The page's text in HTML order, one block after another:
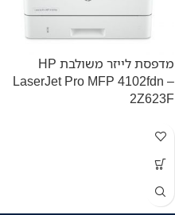
מדפסת לייזר משולבת HP
LaserJet Pro MFP 4102fdn –
2Z623F